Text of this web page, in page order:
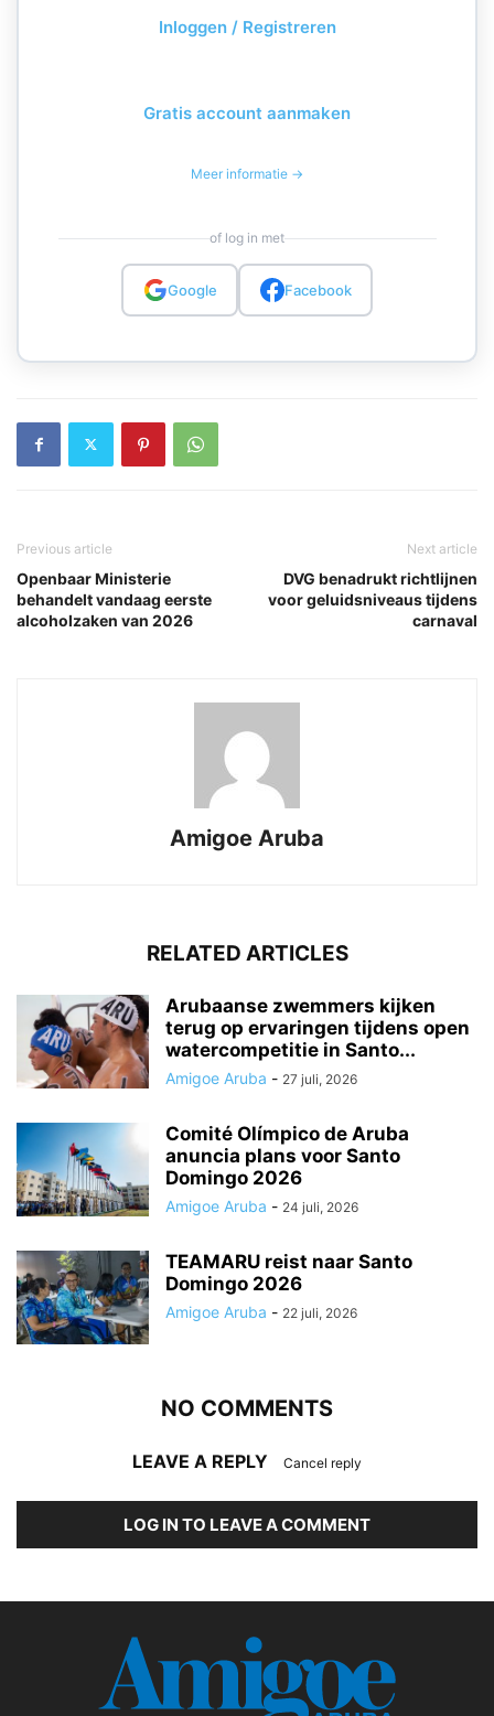
Inloggen / Registreren
Gratis account aanmaken
Meer informatie →
of log in met
Google Facebook
Previous article
Openbaar Ministerie
behandelt vandaag eerste
alcoholzaken van 2026
Next article
DVG benadrukt richtlijnen
voor geluidsniveaus tijdens
carnaval
Amigoe Aruba
RELATED ARTICLES
Arubaanse zwemmers kijken
terug op ervaringen tijdens open
watercompetitie in Santo...
Amigoe Aruba - 27 juli, 2026
Comité Olímpico de Aruba
anuncia plans voor Santo
Domingo 2026
Amigoe Aruba - 24 juli, 2026
TEAMARU reist naar Santo
Domingo 2026
Amigoe Aruba - 22 juli, 2026
NO COMMENTS
LEAVE A REPLY Cancel reply
LOG IN TO LEAVE A COMMENT